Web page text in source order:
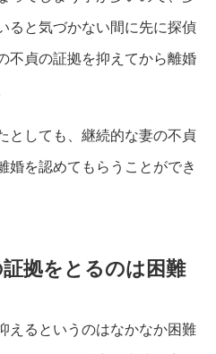
ると気づかない間に先に探偵
不貞の証拠を抑えてから離婚
としても、継続的な妻の不貞
婚を認めてもらうことができ
拠をとるのは困難
えるというのはなかなか困難